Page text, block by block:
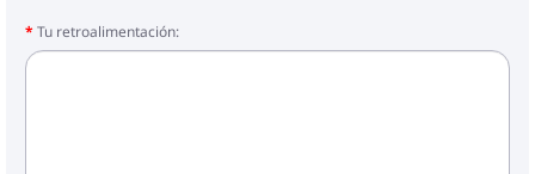
Tu retroalimentación: